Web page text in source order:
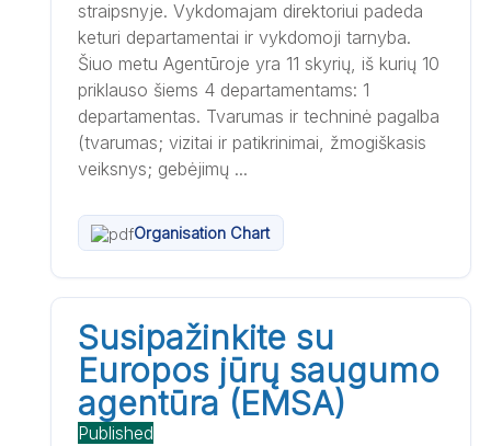
straipsnyje. Vykdomajam direktoriui padeda
keturi departamentai ir vykdomoji tarnyba.
Šiuo metu Agentūroje yra 11 skyrių, iš kurių 10
priklauso šiems 4 departamentams: 1
departamentas. Tvarumas ir techninė pagalba
(tvarumas; vizitai ir patikrinimai, žmogiškasis
veiksnys; gebėjimų ...
Organisation Chart
Susipažinkite su
Europos jūrų saugumo
agentūra (EMSA)
Published